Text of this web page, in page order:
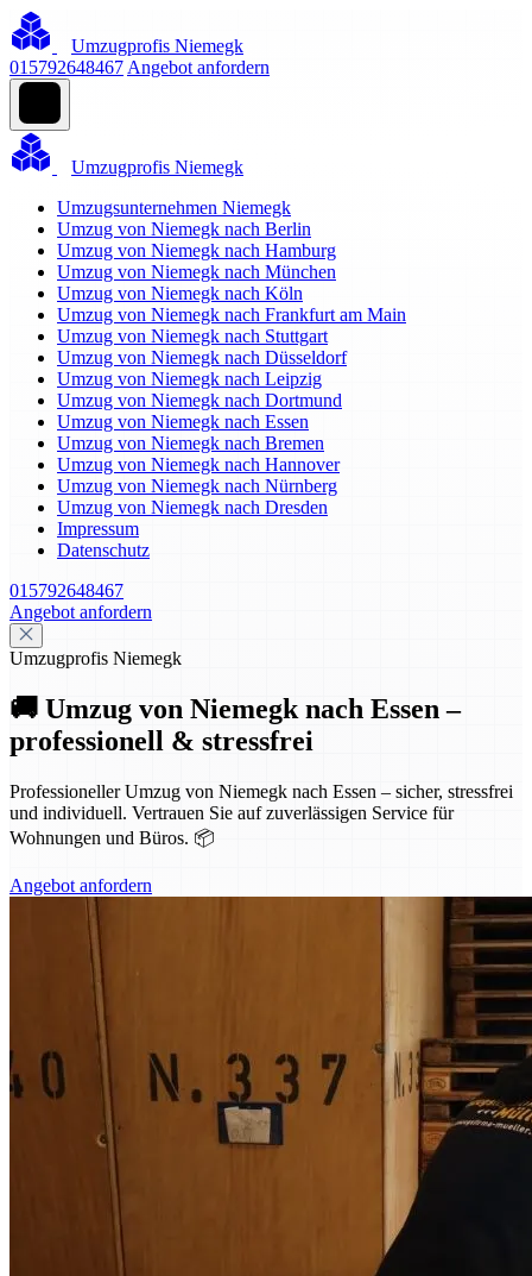
Umzugprofis Niemegk
015792648467 Angebot anfordern
Umzugprofis Niemegk
Umzugsunternehmen Niemegk
Umzug von Niemegk nach Berlin
Umzug von Niemegk nach Hamburg
Umzug von Niemegk nach München
Umzug von Niemegk nach Köln
Umzug von Niemegk nach Frankfurt am Main
Umzug von Niemegk nach Stuttgart
Umzug von Niemegk nach Düsseldorf
Umzug von Niemegk nach Leipzig
Umzug von Niemegk nach Dortmund
Umzug von Niemegk nach Essen
Umzug von Niemegk nach Bremen
Umzug von Niemegk nach Hannover
Umzug von Niemegk nach Nürnberg
Umzug von Niemegk nach Dresden
Impressum
Datenschutz
015792648467
Angebot anfordern
Umzugprofis Niemegk
🚚 Umzug von Niemegk nach Essen –
professionell & stressfrei
Professioneller Umzug von Niemegk nach Essen – sicher, stressfrei
und individuell. Vertrauen Sie auf zuverlässigen Service für
Wohnungen und Büros. 📦
Angebot anfordern